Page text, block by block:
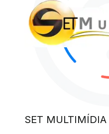
SET MULTIMÍDIA